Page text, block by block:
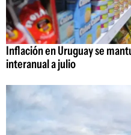
Inflación en Uruguay se
interanual a julio